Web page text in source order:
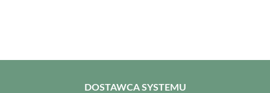
DOSTAWCA SYSTEMU